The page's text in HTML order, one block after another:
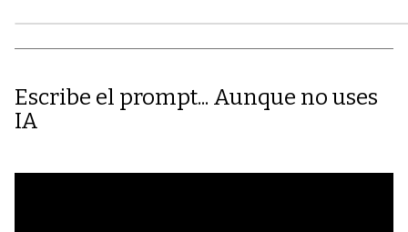
Escribe el prompt... Aunque no uses
IA